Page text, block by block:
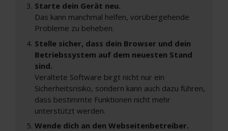
Starte dein Gerät neu.
Das kann manchmal helfen, vorübergehende
Probleme zu beheben.
Stelle sicher, dass dein Browser und dein
Betriebssystem auf dem neuesten Stand
sind.
Veraltete Software birgt nicht nur ein
Sicherheitsrisiko, sondern kann auch dazu führen,
dass bestimmte Funktionen nicht mehr
unterstützt werden.
Wende dich an den Webseitenbetreiber.